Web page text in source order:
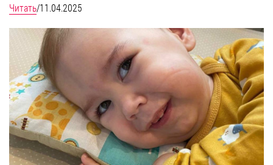
Читать/11.04.2025